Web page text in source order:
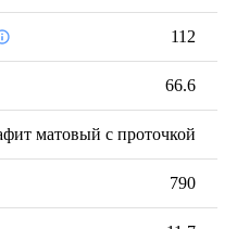
112
66.6
матовый с проточкой
790